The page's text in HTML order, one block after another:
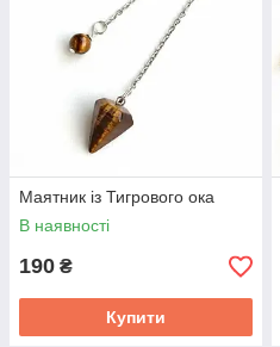
Маятник із Тигрового ока
В наявності
190 ₴
Купити